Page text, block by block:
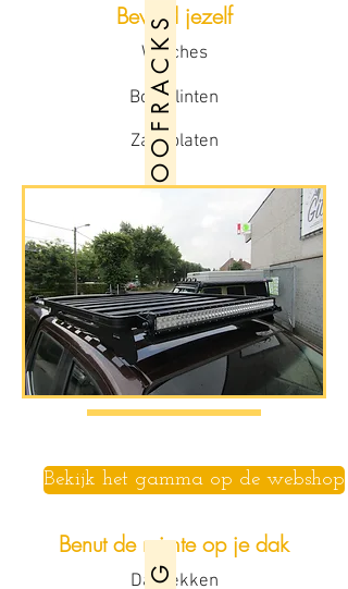
Bevrijd jezelf
Winches
Boomlinten
Zandplaten
R O O F R A C K S
Bekijk het gamma op de webshop
Benut de ruimte op je dak
Dakrekken